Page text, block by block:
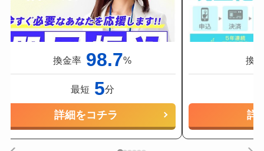
換金率 98.7%
最短 5分
詳細をコチラ
換
詳